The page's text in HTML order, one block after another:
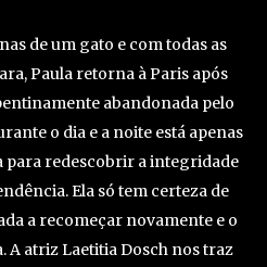
de um gato e com todas as
Paula retorna à Paris após
abandonada pelo
o dia e a noite está apenas
para redescobrir a integridade
Ela só tem certeza de
a recomeçar novamente e o
A atriz Laetitia Dosch nos traz